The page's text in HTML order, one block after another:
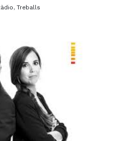
, Treballs